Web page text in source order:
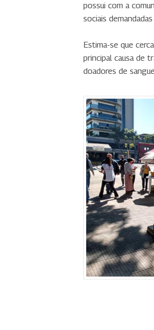
possui com a
sociais
Estima-se que
principal causa de
doadores de